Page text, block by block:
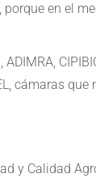
, porque en el
cámaras
y Calidad